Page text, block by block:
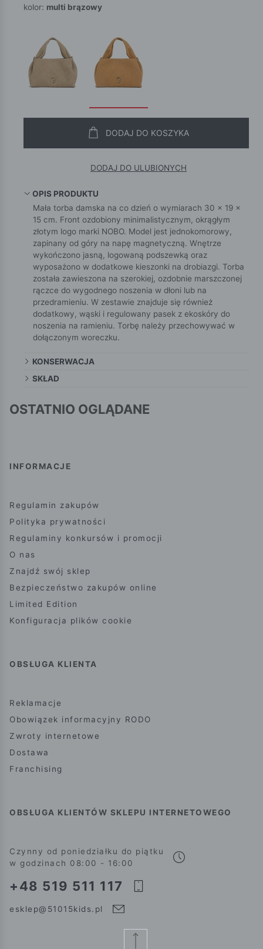
kolor: multi brązowy
DODAJ DO KOSZYKA
DODAJ DO ULUBIONYCH
OPIS PRODUKTU
Mała torba damska na co dzień o wymiarach 30 × 19 ×
15 cm. Front ozdobiony minimalistycznym, okrągłym
złotym logo marki NOBO. Model jest jednokomorowy,
zapinany od góry na napę magnetyczną. Wnętrze
wykończono jasną, logowaną podszewką oraz
wyposażono w dodatkowe kieszonki na drobiazgi. Torba
została zawieszona na szerokiej, ozdobnie marszczonej
rączce do wygodnego noszenia w dłoni lub na
przedramieniu. W zestawie znajduje się również
dodatkowy, wąski i regulowany pasek z ekoskóry do
noszenia na ramieniu. Torbę należy przechowywać w
dołączonym woreczku.
KONSERWACJA
SKŁAD
OSTATNIO OGLĄDANE
INFORMACJE
Regulamin zakupów
Polityka prywatności
Regulaminy konkursów i promocji
O nas
Znajdź swój sklep
Bezpieczeństwo zakupów online
Limited Edition
Konfiguracja plików cookie
OBSŁUGA KLIENTA
Reklamacje
Obowiązek informacyjny RODO
Zwroty internetowe
Dostawa
Franchising
OBSŁUGA KLIENTÓW SKLEPU INTERNETOWEGO
Czynny od poniedziałku do piątku
w godzinach 08:00 - 16:00
+48 519 511 117
esklep@51015kids.pl